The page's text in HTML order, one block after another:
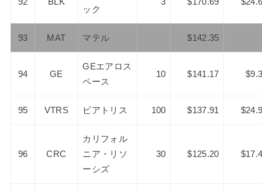
ック
93 MAT マテル $142.35
94 GE
GEエアロス
ペース
10 $141.17
95 VTRS ビアトリス 100 $137.91
96 CRC
カリフォル
ニア・リソ
ーシズ
30 $125.20